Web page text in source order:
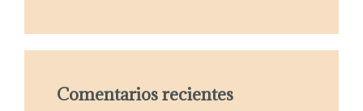
12,00 €
Comentarios recientes